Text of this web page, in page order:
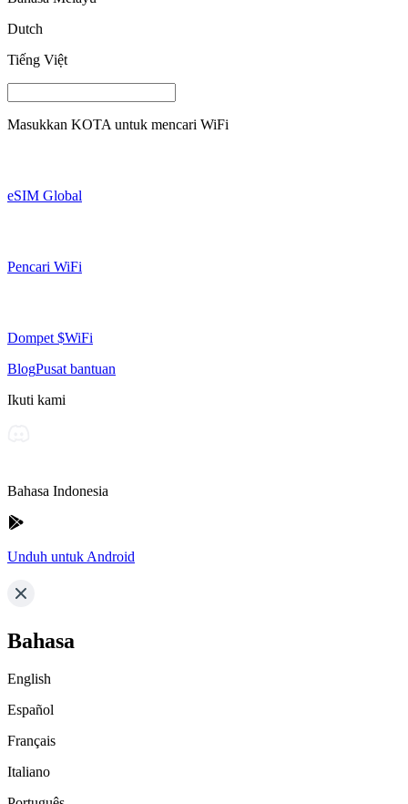
Dutch
Tiếng Việt
Masukkan KOTA untuk mencari WiFi
eSIM Global
Pencari WiFi
Dompet $WiFi
BlogPusat bantuan
Ikuti kami
Bahasa Indonesia
Unduh untuk Android
Bahasa
English
Español
Français
Italiano